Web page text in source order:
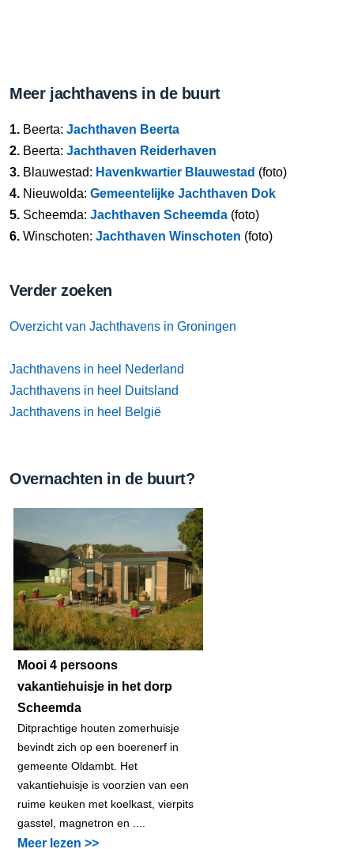
Meer jachthavens in de buurt
1. Beerta: Jachthaven Beerta
2. Beerta: Jachthaven Reiderhaven
3. Blauwestad: Havenkwartier Blauwestad (foto)
4. Nieuwolda: Gemeentelijke Jachthaven Dok
5. Scheemda: Jachthaven Scheemda (foto)
6. Winschoten: Jachthaven Winschoten (foto)
Verder zoeken
Overzicht van Jachthavens in Groningen
Jachthavens in heel Nederland
Jachthavens in heel Duitsland
Jachthavens in heel België
Overnachten in de buurt?
Mooi 4 persoons
vakantiehuisje in het dorp
Scheemda
Ditprachtige houten zomerhuisje
bevindt zich op een boerenerf in
gemeente Oldambt. Het
vakantiehuisje is voorzien van een
ruime keuken met koelkast, vierpits
gasstel, magnetron en ....
Meer lezen >>